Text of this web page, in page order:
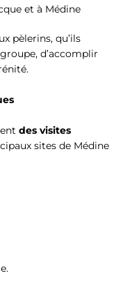
et à Médine
pèlerins, qu’ils
d’accomplir
des visites
sites de Médine